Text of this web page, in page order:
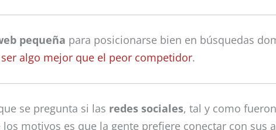
pequeña para posicionarse bien en búsquedas
ser algo mejor que el peor competidor.
se pregunta si las redes sociales, tal y como
motivos es que la gente prefiere conectar con sus